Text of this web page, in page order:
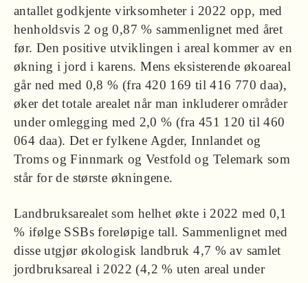
antallet godkjente virksomheter i 2022 opp, med
henholdsvis 2 og 0,87 % sammenlignet med året
før. Den positive utviklingen i areal kommer av en
økning i jord i karens. Mens eksisterende økoareal
går ned med 0,8 % (fra 420 169 til 416 770 daa),
øker det totale arealet når man inkluderer områder
under omlegging med 2,0 % (fra 451 120 til 460
064 daa). Det er fylkene Agder, Innlandet og
Troms og Finnmark og Vestfold og Telemark som
står for de største økningene.
Landbruksarealet som helhet økte i 2022 med 0,1
% ifølge SSBs foreløpige tall. Sammenlignet med
disse utgjør økologisk landbruk 4,7 % av samlet
jordbruksareal i 2022 (4,2 % uten areal under